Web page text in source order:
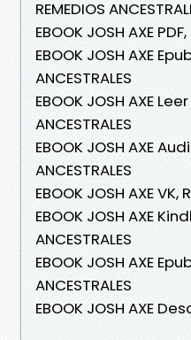
REMEDIOS
EBOOK JOSH AXE
EBOOK JOSH AXE
ANCESTRALES
EBOOK JOSH AXE
ANCESTRALES
EBOOK JOSH AXE
ANCESTRALES
EBOOK JOSH AXE VK,
EBOOK JOSH AXE
ANCESTRALES
EBOOK JOSH AXE
ANCESTRALES
EBOOK JOSH AXE